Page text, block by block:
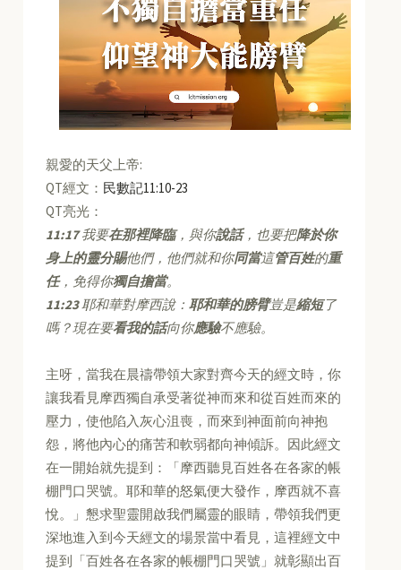
親愛的天父上帝:
QT經文： 民數記11:10-23
QT亮光：
11:17我要在那裡降臨，與你說話，也要把降於你
身上的靈分賜他們，他們就和你同當這管百姓的重
任，免得你獨自擔當。
11:23耶和華對摩西說：耶和華的膀臂豈是縮短了
嗎？現在要看我的話向你應驗不應驗。
主呀，當我在晨禱帶領大家對齊今天的經文時，你
讓我看見摩西獨自承受著從神而來和從百姓而來的
壓力，使他陷入灰心沮喪，而來到神面前向神抱
怨，將他內心的痛苦和軟弱都向神傾訴。因此經文
在一開始就先提到：「摩西聽見百姓各在各家的帳
棚門口哭號。耶和華的怒氣便大發作，摩西就不喜
悅。」懇求聖靈開啟我們屬靈的眼睛，帶領我們更
深地進入到今天經文的場景當中看見，這裡經文中
提到「百姓各在各家的帳棚門口哭號」就彰顯出百